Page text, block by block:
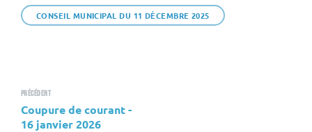
CONSEIL MUNICIPAL DU 11 DÉCEMBRE 2025
Précédent
Coupure de courant -
16 janvier 2026